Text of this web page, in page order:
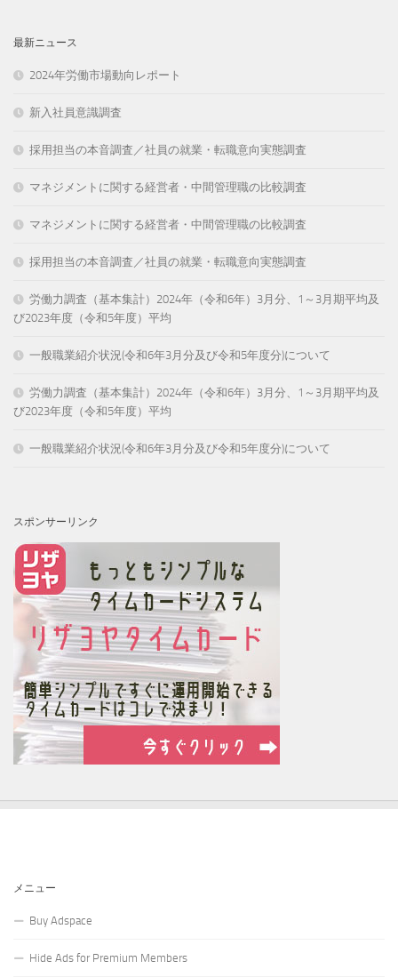
最新ニュース
2024年労働市場動向レポート
新入社員意識調査
採用担当の本音調査／社員の就業・転職意向実態調査
マネジメントに関する経営者・中間管理職の比較調査
マネジメントに関する経営者・中間管理職の比較調査
採用担当の本音調査／社員の就業・転職意向実態調査
労働力調査（基本集計）2024年（令和6年）3月分、1～3月期平均及
び2023年度（令和5年度）平均
一般職業紹介状況(令和6年3月分及び令和5年度分)について
労働力調査（基本集計）2024年（令和6年）3月分、1～3月期平均及
び2023年度（令和5年度）平均
一般職業紹介状況(令和6年3月分及び令和5年度分)について
スポンサーリンク
メニュー
Buy Adspace
Hide Ads for Premium Members